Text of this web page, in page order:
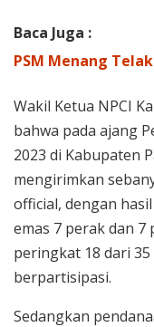
Baca Juga :
PSM Menang
Wakil Ketua NPCI
bahwa pada ajang
2023 di Kabupaten
mengirimkan
official, dengan
emas 7 perak dan
peringkat 18 dari
berpartisipasi.
Sedangkan